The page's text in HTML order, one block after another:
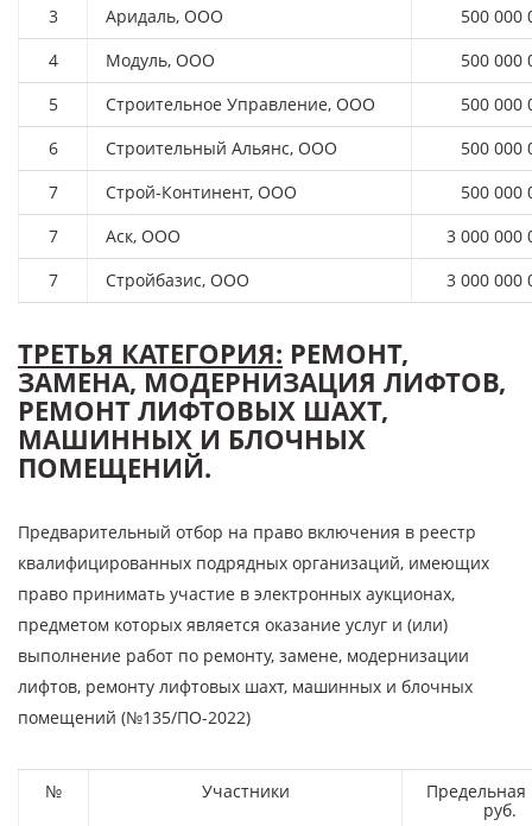
3 Аридаль, ООО
500 000
4
Модуль, ООО
500 000
5
Строительное Управление, ООО
500 000
6
Строительный Альянс, ООО
500 000
7
Строй-Континент, ООО
500 000
7
Аск, ООО
3 000 000
7
Стройбазис, ООО 3 000 000
ТРЕТЬЯ КАТЕГОРИЯ: РЕМОНТ,
ЗАМЕНА, МОДЕРНИЗАЦИЯ ЛИФТОВ,
РЕМОНТ ЛИФТОВЫХ ШАХТ,
МАШИННЫХ И БЛОЧНЫХ
ПОМЕЩЕНИЙ.
Предварительный отбор на право включения в реестр
квалифицированных подрядных организаций, имеющих
право принимать участие в электронных аукционах,
предметом которых является оказание услуг и (или)
выполнение работ по ремонту, замене, модернизации
лифтов, ремонту лифтовых шахт, машинных и блочных
помещений (№135/ПО-2022)
№ Участники
Предельная
руб.